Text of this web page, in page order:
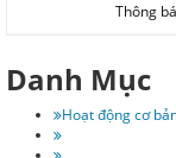
Thông
Danh Mục
Hoạt động cơ